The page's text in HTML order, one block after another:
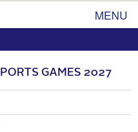
MENU
GAMES 2027